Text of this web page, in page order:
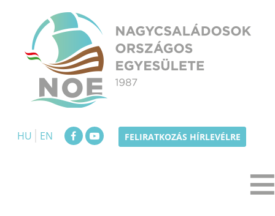
content
HU
EN FELIRATKOZÁS HÍRLEVÉLRE